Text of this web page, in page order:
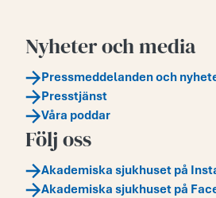
Nyheter och media
Pressmeddelanden och
Presstjänst
Våra poddar
Följ oss
Akademiska sjukhuset på
Akademiska sjukhuset på